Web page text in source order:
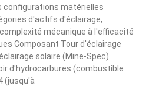
matérielles
d'actifs d'éclairage,
mécanique à l'efficacité
Composant Tour d'éclairage
solaire (Mine-Spec)
d'hydrocarbures (combustible
(jusqu'à